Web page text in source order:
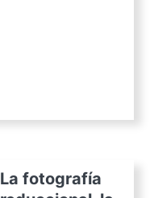
La fotografía